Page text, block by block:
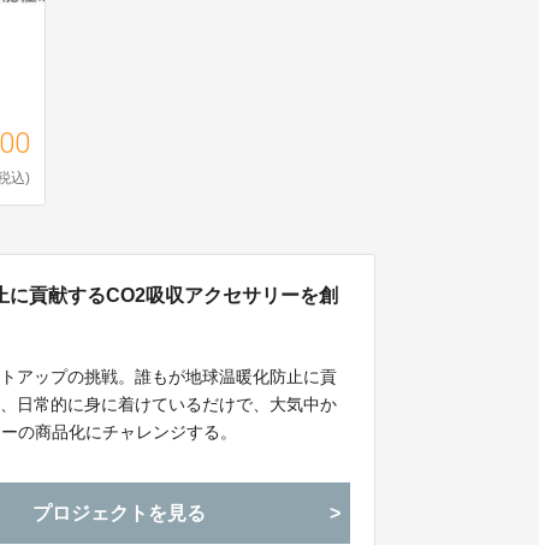
込)
貢献するCO2吸収アクセサリーを創
アップの挑戦。誰もが地球温暖化防止に貢
日常的に身に着けているだけで、大気中か
の商品化にチャレンジする。
プロジェクトを見る